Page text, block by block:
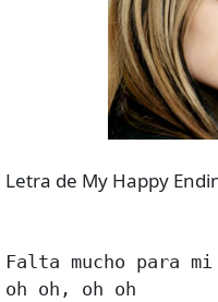
Letra de My Happy
Falta mucho para
oh oh, oh oh